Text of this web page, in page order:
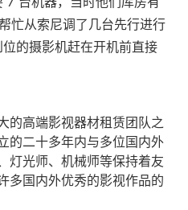
忙从索尼调了几台先行进行
的摄影机赶在开机前直接
的高端影视器材租赁团队之
的二十多年内与多位国内外
灯光师、机械师等保持着友
多国内外优秀的影视作品的